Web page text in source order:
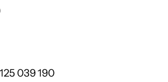
039 190